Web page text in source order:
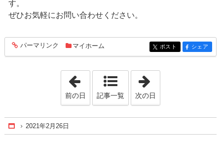
す。
ぜひお気軽にお問い合わせください。
entry540
パーマリンク マイホーム entry540
ポスト entry540
シェア
「2021年2月25日」
前の日 記事一覧 次の日
Home
2021年2月26日